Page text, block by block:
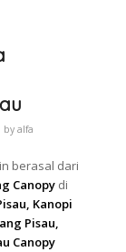
by alfa
berasal dari
Canopy di
Kanopi
Pisau,
Canopy